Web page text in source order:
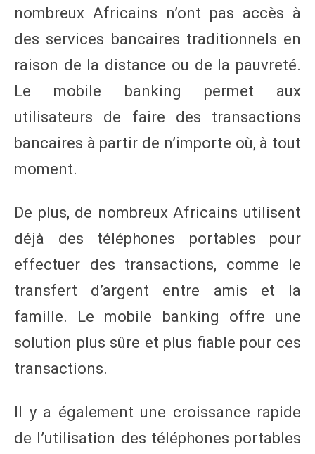
nombreux Africains n’ont pas accès à
des services bancaires traditionnels en
raison de la distance ou de la pauvreté.
Le mobile banking permet aux
utilisateurs de faire des transactions
bancaires à partir de n’importe où, à tout
moment.
De plus, de nombreux Africains utilisent
déjà des téléphones portables pour
effectuer des transactions, comme le
transfert d’argent entre amis et la
famille. Le mobile banking offre une
solution plus sûre et plus fiable pour ces
transactions.
Il y a également une croissance rapide
de l’utilisation des téléphones portables